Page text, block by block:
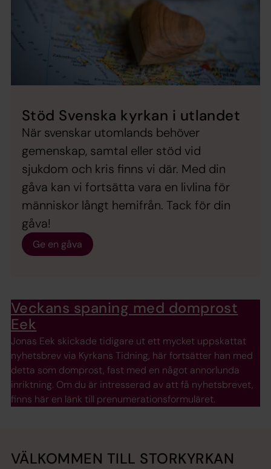
Stöd Svenska kyrkan i utlandet
När svenskar utomlands behöver
gemenskap, samtal eller stöd vid
sjukdom och kris finns vi där. Med din
gåva kan vi fortsätta vara en livlina för
människor långt hemifrån. Tack för din
gåva!
Ge en gåva
Veckans spaning med domprost
Eek
Jonas Eek skickade tidigare ut ett mycket uppskattat
nyhetsbrev via Kyrkans Tidning, här fortsätter han med
detta som domprost, fast med en något annorlunda
inriktning. Om du är intresserad av att få nyhetsbrevet,
finns här en länk till prenumerationsformuläret.
VÄLKOMMEN TILL STORKYRKAN